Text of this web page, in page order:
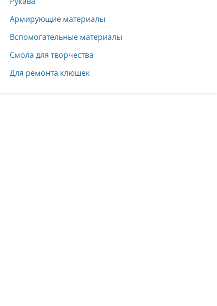
Армирующие материалы
Вспомогательные материалы
Смола для творчества
Для ремонта клюшек